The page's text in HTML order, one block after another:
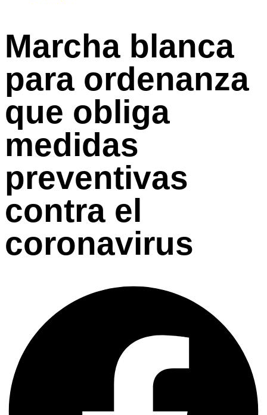
Marcha blanca
para ordenanza
que obliga
medidas
preventivas
contra el
coronavirus